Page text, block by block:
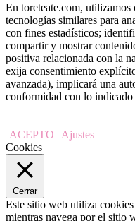
En toreteate.com,
tecnologías similares para
con fines estadísticos;
compartir y mostrar
positiva relacionada con la
exija consentimiento
avanzada), implicará una
conformidad con lo indicado
ACEPTO
Ajustes
Cookies
Cerrar
Este sitio web utiliza
mientras navega por el sitio